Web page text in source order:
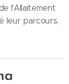
l'Allaitement
leur parcours,